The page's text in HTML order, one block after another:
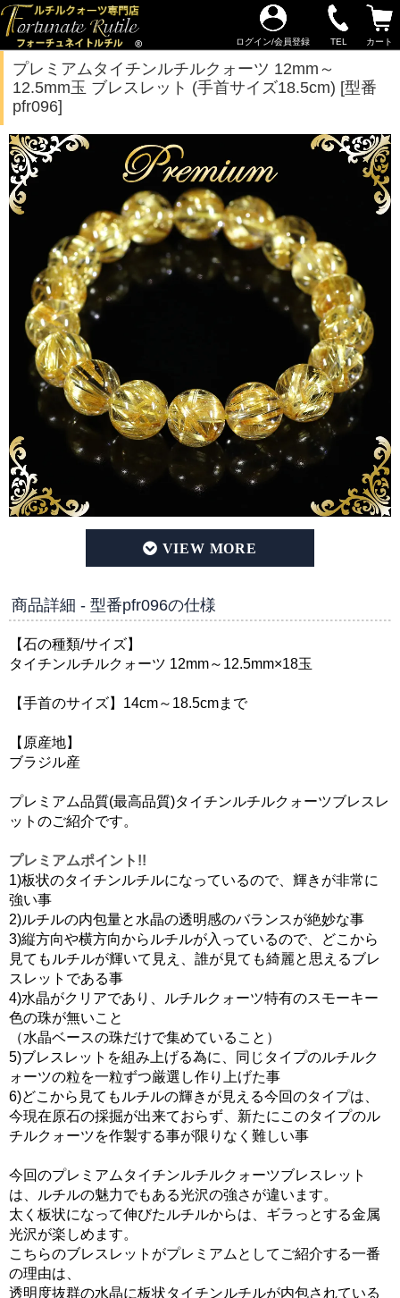
ログイン/会員登録 TEL カート
プレミアムタイチンルチルクォーツ 12mm～
12.5mm玉 ブレスレット (手首サイズ18.5cm) [型番
pfr096]
プレミアムタイチンルチルクォーツ 12mm～
商品詳細 - 型番pfr096の仕様
【石の種類/サイズ】
タイチンルチルクォーツ 12mm～12.5mm×18玉
【手首のサイズ】14cm～18.5cmまで
【原産地】
ブラジル産
プレミアム品質(最高品質)タイチンルチルクォーツブレスレ
ットのご紹介です。
プレミアムポイント!!
1)板状のタイチンルチルになっているので、輝きが非常に
強い事
2)ルチルの内包量と水晶の透明感のバランスが絶妙な事
3)縦方向や横方向からルチルが入っているので、どこから
見てもルチルが輝いて見え、誰が見ても綺麗と思えるブレ
スレットである事
4)水晶がクリアであり、ルチルクォーツ特有のスモーキー
色の珠が無いこと
（水晶ベースの珠だけで集めていること）
5)ブレスレットを組み上げる為に、同じタイプのルチルク
ォーツの粒を一粒ずつ厳選し作り上げた事
6)どこから見てもルチルの輝きが見える今回のタイプは、
今現在原石の採掘が出来ておらず、新たにこのタイプのル
チルクォーツを作製する事が限りなく難しい事
今回のプレミアムタイチンルチルクォーツブレスレット
は、ルチルの魅力でもある光沢の強さが違います。
太く板状になって伸びたルチルからは、ギラっとする金属
光沢が楽しめます。
こちらのブレスレットがプレミアムとしてご紹介する一番
の理由は、
透明度抜群の水晶に板状タイチンルチルが内包されている